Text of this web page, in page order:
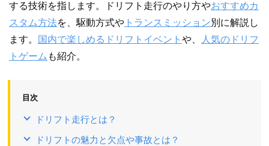
する技術を指します。ドリフト走行のやり方やおすすめカ
スタム方法を、駆動方式や トランスミッション別に解説し
ます。
国内で楽しめるドリフトイベント や、
人気のドリフ
トゲーム も紹介。
目次
ドリフト走行とは？
ドリフトの魅力と欠点や事故とは？